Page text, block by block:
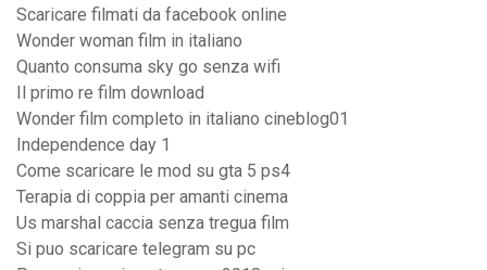
Scaricare filmati da facebook online
Wonder woman film in italiano
Quanto consuma sky go senza wifi
Il primo re film download
Wonder film completo in italiano cineblog01
Independence day 1
Come scaricare le mod su gta 5 ps4
Terapia di coppia per amanti cinema
Us marshal caccia senza tregua film
Si puo scaricare telegram su pc